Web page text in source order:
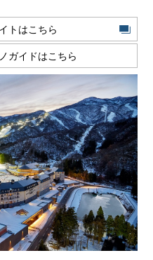
トはこちら
ガイドはこちら